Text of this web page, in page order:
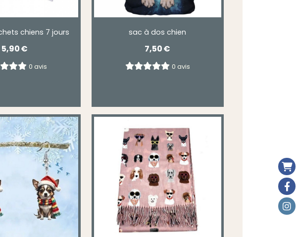
chiens 7 jours
5,90€
0 avis
sac à dos chien
7,50€
0 avis